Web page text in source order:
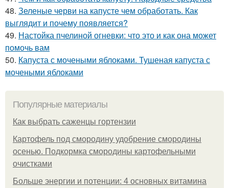
48. Зеленые черви на капусте чем обработать. Как
выглядит и почему появляется?
49. Настойка пчелиной огневки: что это и как она может
помочь вам
50. Капуста с мочеными яблоками. Тушеная капуста с
мочеными яблоками
Популярные материалы
Как выбрать саженцы гортензии
Картофель под смородину удобрение смородины
осенью. Подкормка смородины картофельными
очистками
Больше энергии и потенции: 4 основных витамина